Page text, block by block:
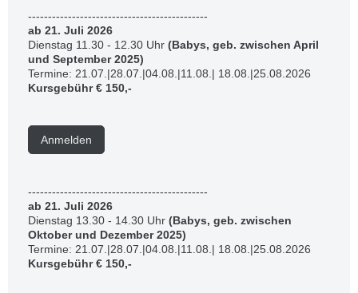
---------------------------------------------
ab 21. Juli 2026
Dienstag 11.30 - 12.30 Uhr (Babys, geb. zwischen April
und September 2025)
Termine: 21.07.|28.07.|04.08.|11.08.| 18.08.|25.08.2026
Kursgebühr € 150,-
Anmelden
---------------------------------------------
ab 21. Juli 2026
Dienstag 13.30 - 14.30 Uhr (Babys, geb. zwischen
Oktober und Dezember 2025)
Termine: 21.07.|28.07.|04.08.|11.08.| 18.08.|25.08.2026
Kursgebühr € 150,-